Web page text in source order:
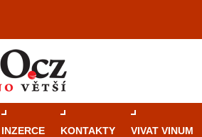
INZERCE KONTAKTY VIVAT VINUM